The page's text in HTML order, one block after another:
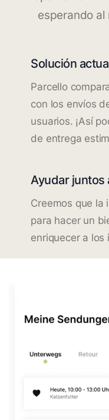
esperando
Solución
Parcello
con los envíos
usuarios. ¡Así
de entrega
Ayudar juntos
Creemos que la
para hacer un
enriquecer a los